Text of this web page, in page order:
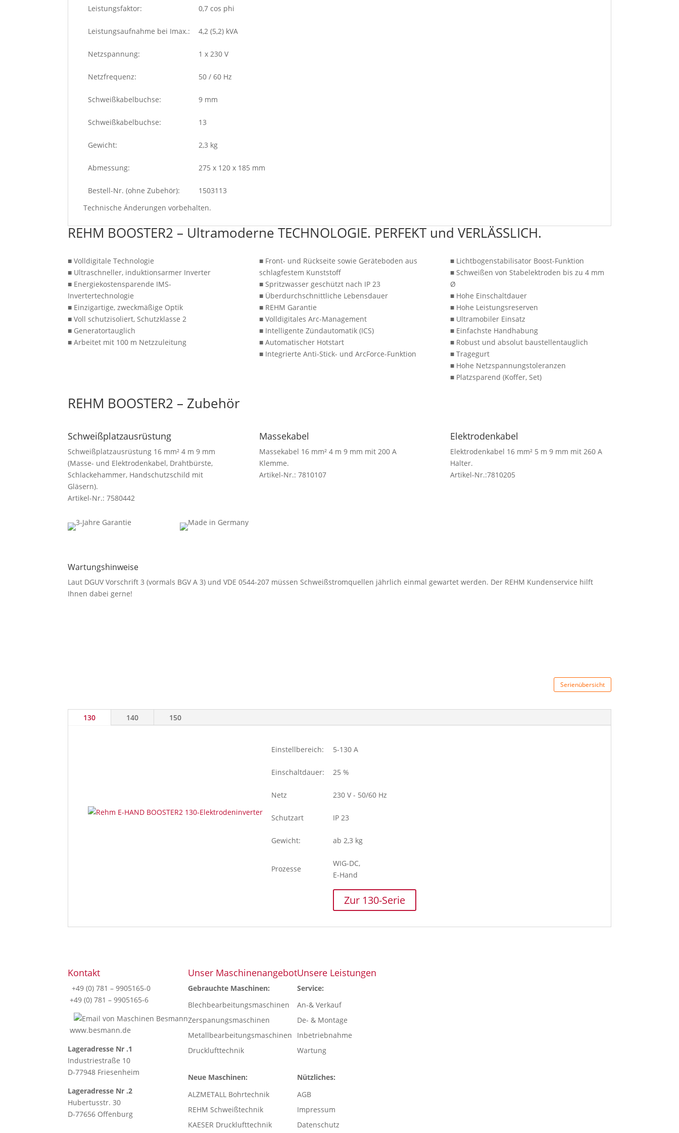
Leistungsfaktor: 0,7 cos phi
Leistungsaufnahme bei Imax.: 4,2 (5,2) kVA
Netzspannung: 1 x 230 V
Netzfrequenz: 50 / 60 Hz
Schweißkabelbuchse: 9 mm
Schweißkabelbuchse: 13
Gewicht: 2,3 kg
Abmessung: 275 x 120 x 185 mm
Bestell-Nr. (ohne Zubehör):
1503113
Technische Änderungen vorbehalten.
REHM BOOSTER2 – Ultramoderne TECHNOLOGIE. PERFEKT und VERLÄSSLICH.
■ Volldigitale Technologie
■ Ultraschneller, induktionsarmer Inverter
■ Energiekostensparende IMS-
Invertertechnologie
■ Einzigartige, zweckmäßige Optik
■ Voll schutzisoliert, Schutzklasse 2
■ Generatortauglich
■ Arbeitet mit 100 m Netzzuleitung
■ Front- und Rückseite sowie Geräteboden aus
schlagfestem Kunststoff
■ Spritzwasser geschützt nach IP 23
■ Überdurchschnittliche Lebensdauer
■ REHM Garantie
■ Volldigitales Arc-Management
■ Intelligente Zündautomatik (ICS)
■ Automatischer Hotstart
■ Integrierte Anti-Stick- und ArcForce-Funktion
■ Lichtbogenstabilisator Boost-Funktion
■ Schweißen von Stabelektroden bis zu 4 mm
Ø
■ Hohe Einschaltdauer
■ Hohe Leistungsreserven
■ Ultramobiler Einsatz
■ Einfachste Handhabung
■ Robust und absolut baustellentauglich
■ Tragegurt
■ Hohe Netzspannungstoleranzen
■ Platzsparend (Koffer, Set)
REHM BOOSTER2 – Zubehör
Schweißplatzausrüstung
Schweißplatzausrüstung 16 mm² 4 m 9 mm
(Masse- und Elektrodenkabel, Drahtbürste,
Schlackehammer, Handschutzschild mit
Gläsern).
Artikel-Nr.: 7580442
Massekabel
Massekabel 16 mm² 4 m 9 mm mit 200 A
Klemme.
Artikel-Nr.: 7810107
Elektrodenkabel
Elektrodenkabel 16 mm² 5 m 9 mm mit 260 A
Halter.
Artikel-Nr.:7810205
Wartungshinweise
Laut DGUV Vorschrift 3 (vormals BGV A 3) und VDE 0544-207 müssen Schweißstromquellen jährlich einmal gewartet werden. Der REHM Kundenservice hilft
Ihnen dabei gerne!
Serienübersicht
130 140 150
Einstellbereich: 5-130 A
Einschaltdauer: 25 %
Netz 230 V - 50/60 Hz
Schutzart IP 23
Gewicht: ab 2,3 kg
Prozesse
WIG-DC,
E-Hand
Zur 130-Serie
Kontakt
+49 (0) 781 – 9905165-0
+49 (0) 781 – 9905165-6
www.besmann.de
Lageradresse Nr .1
Industriestraße 10
D-77948 Friesenheim
Lageradresse Nr .2
Hubertusstr. 30
D-77656 Offenburg
Unser Maschinenangebot
Gebrauchte Maschinen:
Blechbearbeitungsmaschinen
Zerspanungsmaschinen
Metallbearbeitungsmaschinen
Drucklufttechnik
Neue Maschinen:
ALZMETALL Bohrtechnik
REHM Schweißtechnik
KAESER Drucklufttechnik
Unsere Leistungen
Service:
An-& Verkauf
De- & Montage
Inbetriebnahme
Wartung
Nützliches:
AGB
Impressum
Datenschutz